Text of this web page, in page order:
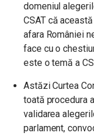
domeniul
CSAT că
afara României
face cu o
este o temă a
Astăzi Curtea
toată procedura
validarea
parlament,